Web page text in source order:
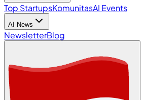
Top StartupsKomunitasAI Events
AI News
NewsletterBlog